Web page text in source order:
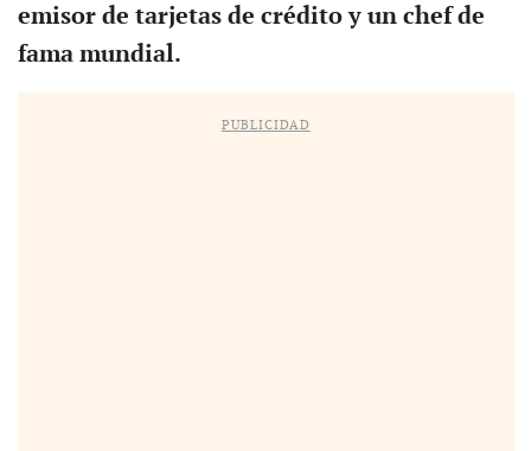
emisor de tarjetas de crédito y un chef de
fama mundial.
PUBLICIDAD